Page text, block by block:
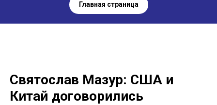
Главная страница
Святослав Мазур: США и
Китай договорились